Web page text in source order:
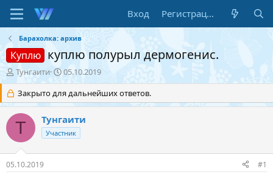
Вход Регистрация
Барахолка: архив
Куплю куплю полурыл дермогенис.
А
в
т
о
р
т
м
Тунгаити
Д
а
т
а
а
ч
а
05.10.2019
Закрыто для дальнейших ответов.
Т Тунгаити
Участник
05.10.2019 #1